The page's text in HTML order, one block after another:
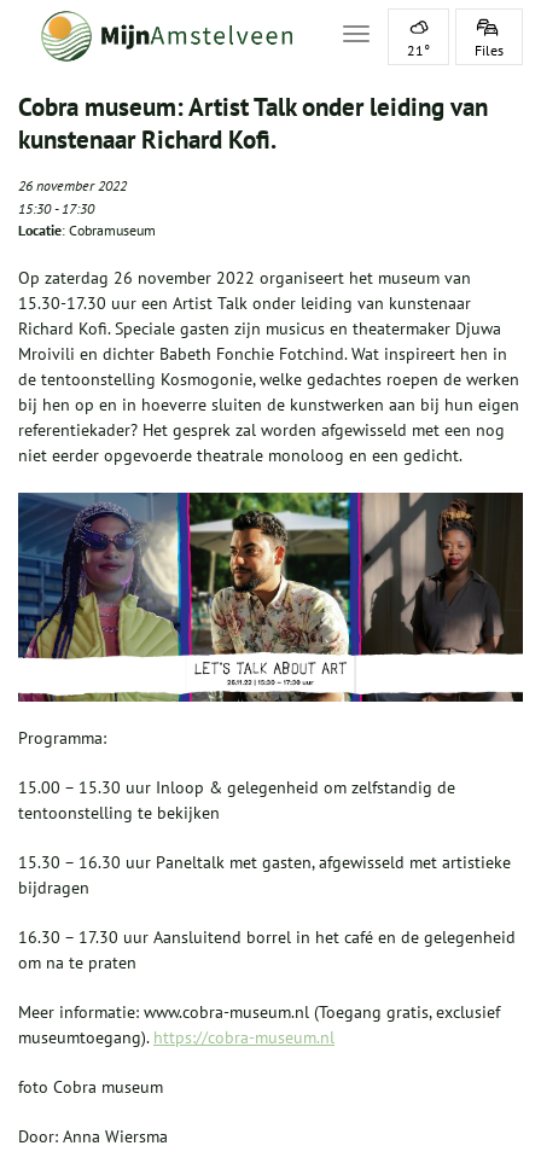
Toggle navigation
21° Files
Cobra museum: Artist Talk onder leiding van
kunstenaar Richard Kofi.
26 november 2022
15:30-17:30
Locatie: Cobramuseum
Op zaterdag 26 november 2022 organiseert het museum van
15.30-17.30 uur een Artist Talk onder leiding van kunstenaar
Richard Kofi. Speciale gasten zijn musicus en theatermaker Djuwa
Mroivili en dichter Babeth Fonchie Fotchind. Wat inspireert hen in
de tentoonstelling Kosmogonie, welke gedachtes roepen de werken
bij hen op en in hoeverre sluiten de kunstwerken aan bij hun eigen
referentiekader? Het gesprek zal worden afgewisseld met een nog
niet eerder opgevoerde theatrale monoloog en een gedicht.
Programma:
15.00 – 15.30 uur Inloop & gelegenheid om zelfstandig de
tentoonstelling te bekijken
15.30 – 16.30 uur Paneltalk met gasten, afgewisseld met artistieke
bijdragen
16.30 – 17.30 uur Aansluitend borrel in het café en de gelegenheid
om na te praten
Meer informatie: www.cobra-museum.nl (Toegang gratis, exclusief
museumtoegang). https://cobra-museum.nl
foto Cobra museum
Door: Anna Wiersma